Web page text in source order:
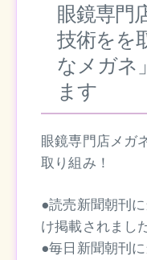
眼鏡専門
技術をを
なメガネ
ます
眼鏡専門店メガ
取り組み！
●読売新聞朝刊
け掲載されまし
●毎日新聞朝刊